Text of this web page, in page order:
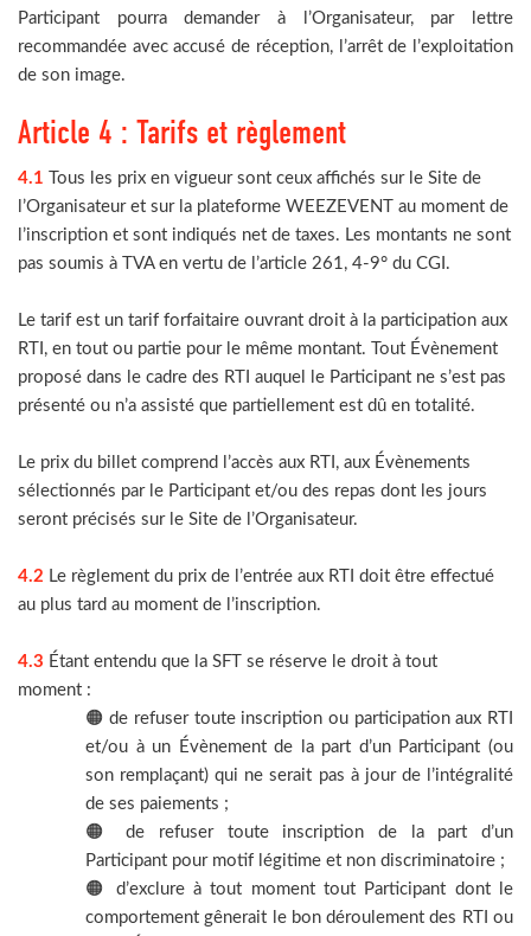
Participant pourra demander à l’Organisateur, par lettre
recommandée avec accusé de réception, l’arrêt de l’exploitation
de son image.
Article 4 : Tarifs et règlement
4.1 Tous les prix en vigueur sont ceux affichés sur le Site de
l’Organisateur et sur la plateforme WEEZEVENT au moment de
l’inscription et sont indiqués net de taxes. Les montants ne sont
pas soumis à TVA en vertu de l’article 261, 4-9° du CGI.
Le tarif est un tarif forfaitaire ouvrant droit à la participation aux
RTI, en tout ou partie pour le même montant. Tout Évènement
proposé dans le cadre des RTI auquel le Participant ne s’est pas
présenté ou n’a assisté que partiellement est dû en totalité.
Le prix du billet comprend l’accès aux RTI, aux Évènements
sélectionnés par le Participant et/ou des repas dont les jours
seront précisés sur le Site de l’Organisateur.
4.2 Le règlement du prix de l’entrée aux RTI doit être effectué
au plus tard au moment de l’inscription.
4.3 Étant entendu que la SFT se réserve le droit à tout
moment :
🟠 de refuser toute inscription ou participation aux RTI
et/ou à un Évènement de la part d’un Participant (ou
son remplaçant) qui ne serait pas à jour de l’intégralité
de ses paiements ;
🟠 de refuser toute inscription de la part d’un
Participant pour motif légitime et non discriminatoire ;
🟠 d’exclure à tout moment tout Participant dont le
comportement gênerait le bon déroulement des RTI ou